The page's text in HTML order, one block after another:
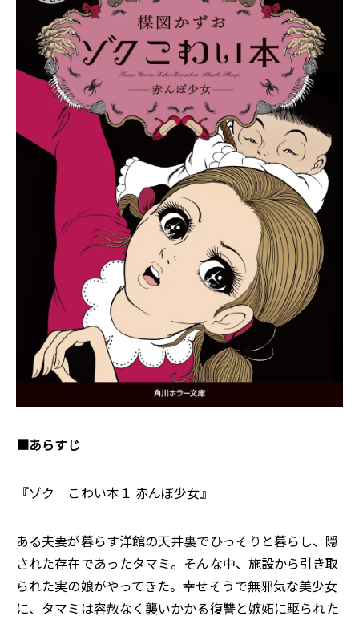
■あらすじ
『ゾク こわい本１ 赤んぼ少女』
ある夫妻が暮らす洋館の天井裏でひっそりと暮らし、隠
された存在であったタマミ。そんな中、施設から引き取
られた実の娘がやってきた。幸せそうで無邪気な美少女
に、タマミは容赦なく襲いかかる――復讐と嫉妬に駆られた